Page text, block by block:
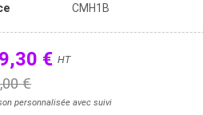
CMH1B
€ HT
€
personnalisée avec suivi